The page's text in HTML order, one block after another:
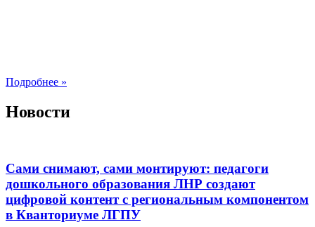
Подробнее »
Новости
Сами снимают, сами монтируют: педагоги
дошкольного образования ЛНР создают
цифровой контент с региональным компонентом
в Кванториуме ЛГПУ​